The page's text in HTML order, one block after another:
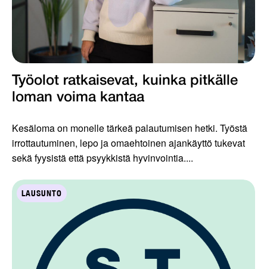
Työolot ratkaisevat, kuinka pitkälle
loman voima kantaa
Kesäloma on monelle tärkeä palautumisen hetki. Työstä
irrottautuminen, lepo ja omaehtoinen ajankäyttö tukevat
sekä fyysistä että psyykkistä hyvinvointia....
LAUSUNTO